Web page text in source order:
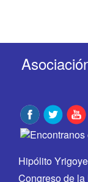
Hipólito
Congreso de la